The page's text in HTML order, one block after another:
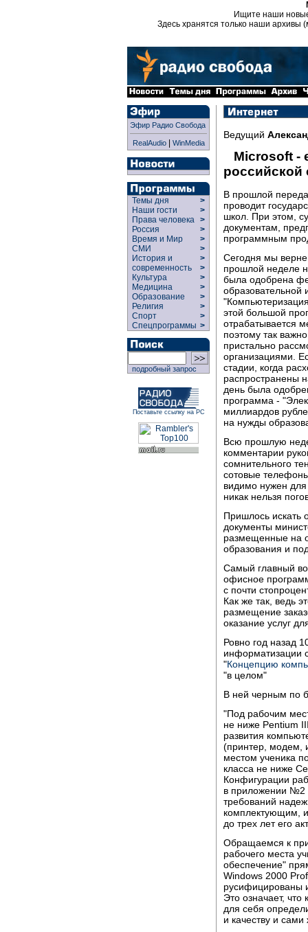
Ищите наши
Здесь хранятся только наши архивы
Эфир Радио Свобода
RealAudio| WinMedia
Темы дня
>
Наши гости
>
Права человека >
Россия
>
Время и Мир
>
СМИ
>
История и
современность
>
>
Культура
>
Медицина
>
Образование
>
Религия
>
Спорт
>
Спецпрограммы >
подробный запрос
Поставьте ссылку на РС
Ведущий
Microsoft -
российской
В прошлой
проводит
школ. При этом,
документам,
программным
Сегодня мы
прошлой неделе
была одобрена
этой большой
отрабатывается
поэтому так
пристально
организациями.
стадии, когда
распространены
день была
программа -
миллиардов
на нужды
Всю прошлую
комментарии
сомнительного
сотовые
видимо нужен
никак нельзя
Пришлось искать
документы
размещенные на
образования и
Самый главный
офисное
с почти
Как же так, ведь
размещение
оказание услуг
Ровно год назад
информатизации
"Концепцию
"в целом"
В ней черным по
"Под рабочим
не ниже Pentium
развития
(принтер, модем,
местом ученика
класса не ниже
Конфигурации
в приложении №2
требований
комплектующим, и
до трех лет его
Обращаемся к
рабочего места
обеспечение"
Windows 2000
русифицированы
Это означает,
для себя
и качеству и